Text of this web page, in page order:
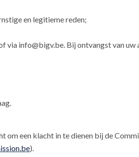
en legitieme reden;
via info@bigv.be. Bij ontvangst van
een klacht in te dienen bij de
).